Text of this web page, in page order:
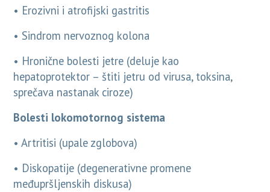
• Erozivni i atrofijski gastritis
• Sindrom nervoznog kolona
• Hronične bolesti jetre (deluje kao
hepatoprotektor – štiti jetru od virusa, toksina,
sprečava nastanak ciroze)
Bolesti lokomotornog sistema
• Artritisi (upale zglobova)
• Diskopatije (degenerativne promene
međupršljenskih diskusa)